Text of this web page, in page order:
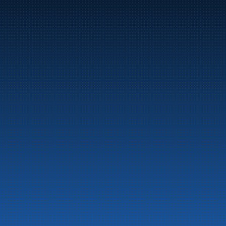
Marine
Auto & Industri
Bensinstasjoner
Tankingskort
Våre Produkter
Om selskapet
Aktuelt
Beredskapsinformasjon
Personvern